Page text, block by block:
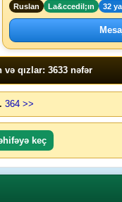
Ruslan La&ccedil;ın 32
və qızlar: 3633 nəfər
364 >>